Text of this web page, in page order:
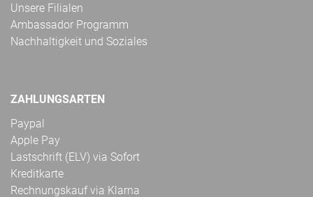
Unsere Filialen
Ambassador Programm
Nachhaltigkeit und Soziales
ZAHLUNGSARTEN
Paypal
Apple Pay
Lastschrift (ELV) via Sofort
Kreditkarte
Rechnungskauf via Klarna